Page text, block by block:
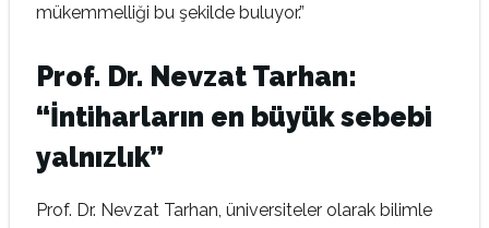
mükemmelliği bu şekilde buluyor.”
Prof. Dr. Nevzat Tarhan:
“İntiharların en büyük sebebi
yalnızlık”
Prof. Dr. Nevzat Tarhan, üniversiteler olarak bilimle